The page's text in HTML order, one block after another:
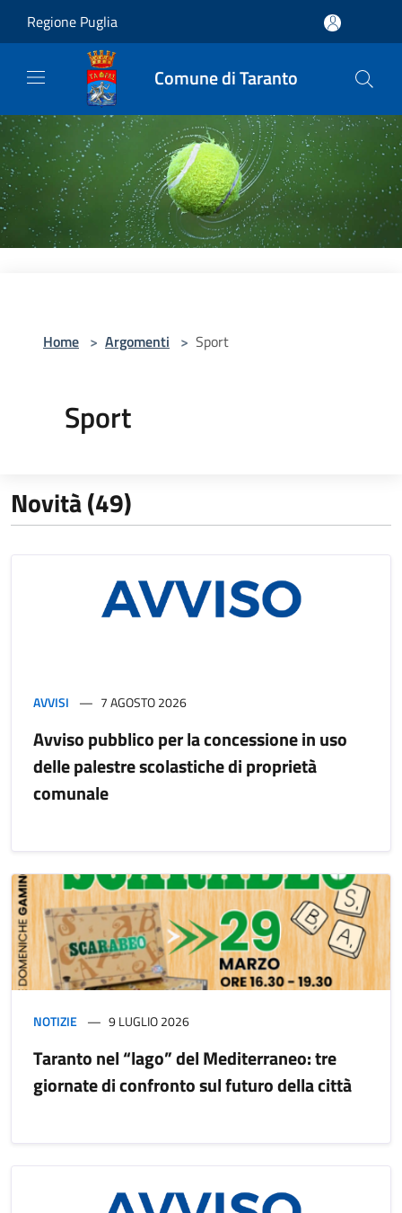
Regione Puglia
Comune di Taranto
Home > Argomenti > Sport
Sport
Novità (49)
AVVISI 7 AGOSTO 2026
Avviso pubblico per la concessione in uso
delle palestre scolastiche di proprietà
comunale
NOTIZIE 9 LUGLIO 2026
Taranto nel “lago” del Mediterraneo: tre
giornate di confronto sul futuro della città